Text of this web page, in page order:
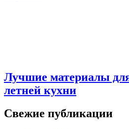
Лучшие материалы
летней кухни
Свежие публикации